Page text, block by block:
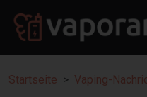
Startseite Vaping-